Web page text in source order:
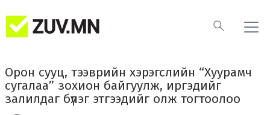
Орон сууц, тээврийн хэрэгслийн “Хуурамч
сугалаа” зохион байгуулж, иргэдийг
залилдаг бүлэг этгээдийг олж тогтоолоо